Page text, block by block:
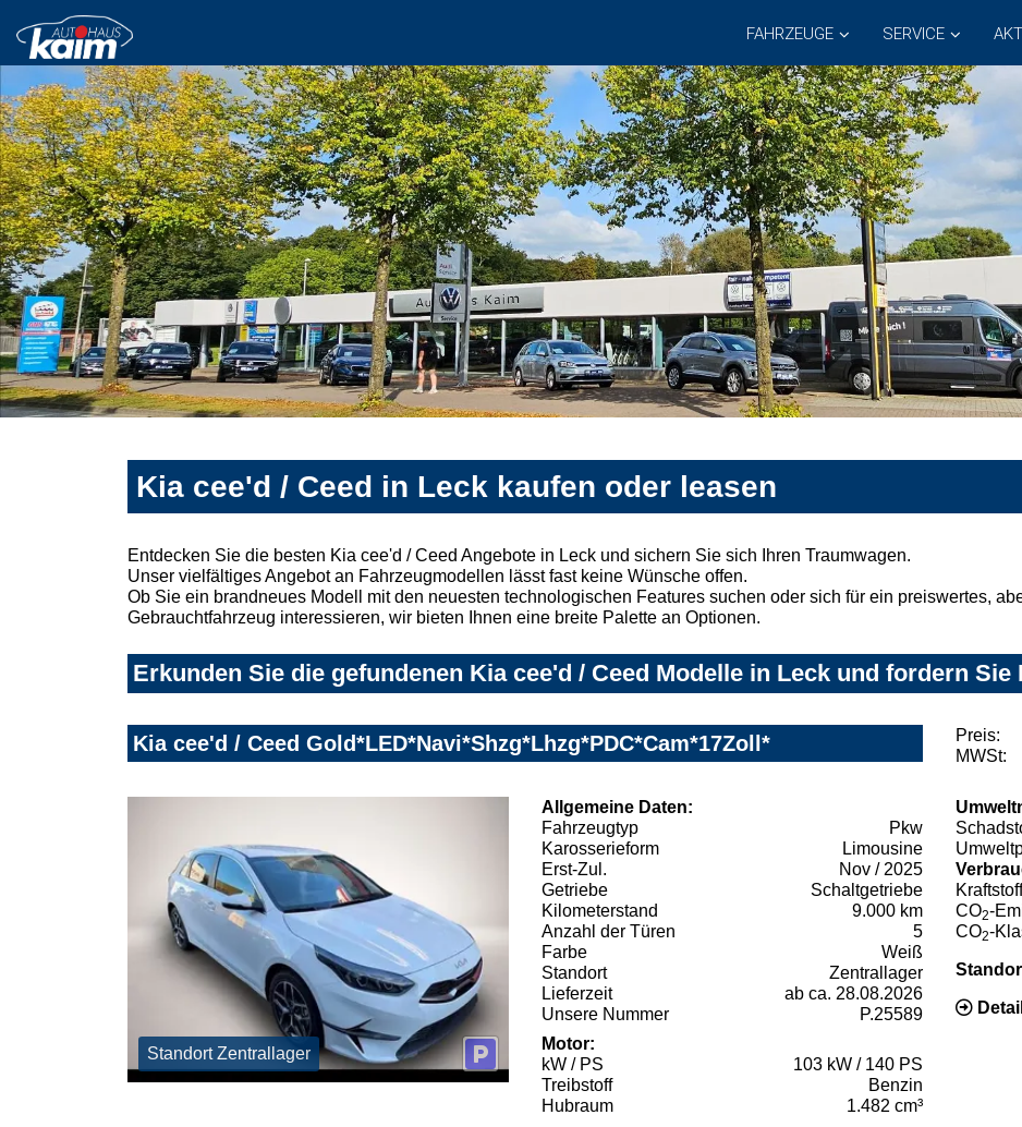
FAHRZEUGE SERVICE
Kia cee'd / Ceed in Leck kaufen oder leasen
Entdecken Sie die besten Kia cee'd / Ceed Angebote in Leck und sichern Sie sich Ihren Traumwagen.
Unser vielfältiges Angebot an Fahrzeugmodellen lässt fast keine Wünsche offen.
Ob Sie ein brandneues Modell mit den neuesten technologischen Features suchen oder sich für ein preiswertes,
Gebrauchtfahrzeug interessieren, wir bieten Ihnen eine breite Palette an Optionen.
Erkunden Sie die gefundenen Kia cee'd / Ceed Modelle in Leck und fordern Sie
Kia cee'd / Ceed Gold*LED*Navi*Shzg*Lhzg*PDC*Cam*17Zoll* Preis:
MWSt:
Standort Zentrallager
Allgemeine Daten:
Fahrzeugtyp
Pkw
Karosserieform
Limousine
Erst-Zul.
Nov / 2025
Getriebe
Schaltgetriebe
Kilometerstand
9.000 km
Anzahl der Türen
5
Farbe
Weiß
Standort
Zentrallager
Lieferzeit
ab ca. 28.08.2026
Unsere Nummer
P.25589
Motor:
kW / PS
103 kW / 140 PS
Treibstoff
Benzin
Hubraum
1.482 cm³
CO2-
CO2-